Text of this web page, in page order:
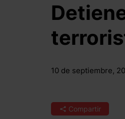
10 de septiembre,
Compartir